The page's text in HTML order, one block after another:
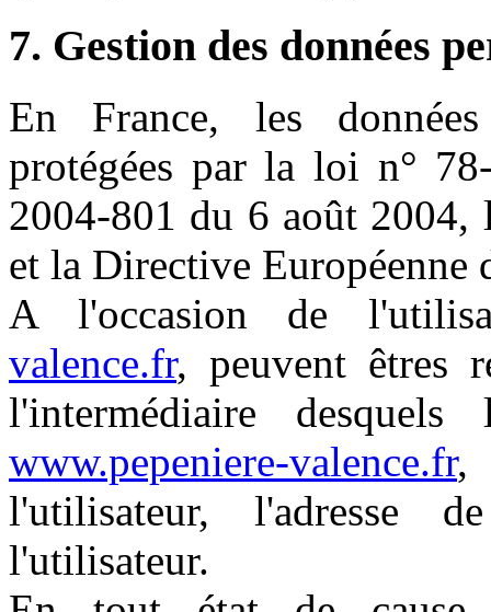
7. Gestion des données
En France, les
protégées par la loi n°
2004-801 du 6 août
et la Directive Européenne
A l'occasion de
valence.fr, peuvent êtres
l'intermédiaire
www.pepeniere-valence.fr,
l'utilisateur, l'adresse
l'utilisateur.